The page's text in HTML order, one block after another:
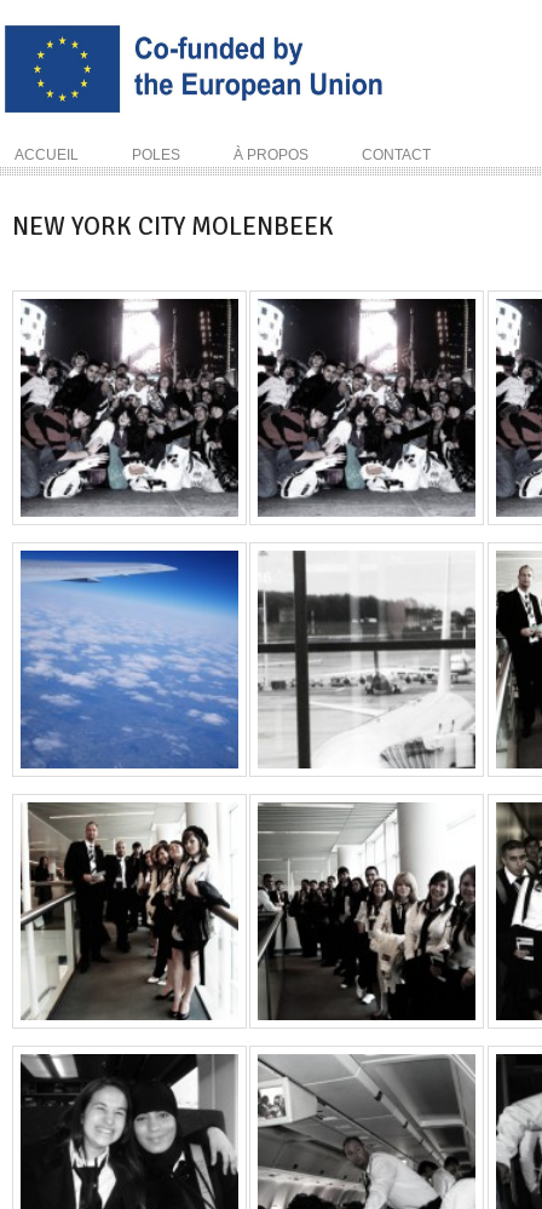
ACCUEIL POLES À PROPOS CONTACT
NEW YORK CITY MOLENBEEK